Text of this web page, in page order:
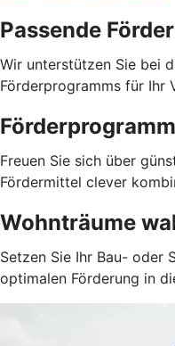
Passende
Wir unterstützen Sie bei
Förderprogramms für Ihr
Freuen Sie sich über
Fördermittel clever
Wohnträume
Setzen Sie Ihr Bau- oder
optimalen Förderung in